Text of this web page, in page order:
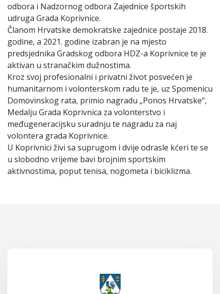
odbora i Nadzornog odbora Zajednice športskih
udruga Grada Koprivnice.
Članom Hrvatske demokratske zajednice postaje 2018.
godine, a 2021. godine izabran je na mjesto
predsjednika Gradskog odbora HDZ-a Koprivnice te je
aktivan u stranačkim dužnostima.
Kroz svoj profesionalni i privatni život posvećen je
humanitarnom i volonterskom radu te je, uz Spomenicu
Domovinskog rata, primio nagradu „Ponos Hrvatske“,
Medalju Grada Koprivnica za volonterstvo i
međugeneracijsku suradnju te nagradu za naj
volontera grada Koprivnice.
U Koprivnici živi sa suprugom i dvije odrasle kćeri te se
u slobodno vrijeme bavi brojnim sportskim
aktivnostima, poput tenisa, nogometa i biciklizma.